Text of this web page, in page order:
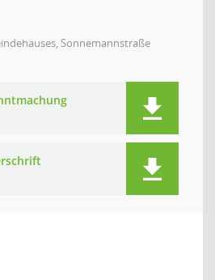
Sonnemannstraße